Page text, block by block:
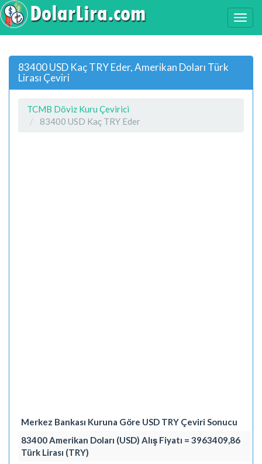
83400 USD Kaç TRY Eder, Amerikan Doları Türk
Lirası Çeviri
TCMB Döviz Kuru Çevirici
83400 USD Kaç TRY Eder
Merkez Bankası Kuruna Göre USD TRY Çeviri Sonucu
83400 Amerikan Doları (USD) Alış Fiyatı = 3963409,86
Türk Lirası (TRY)